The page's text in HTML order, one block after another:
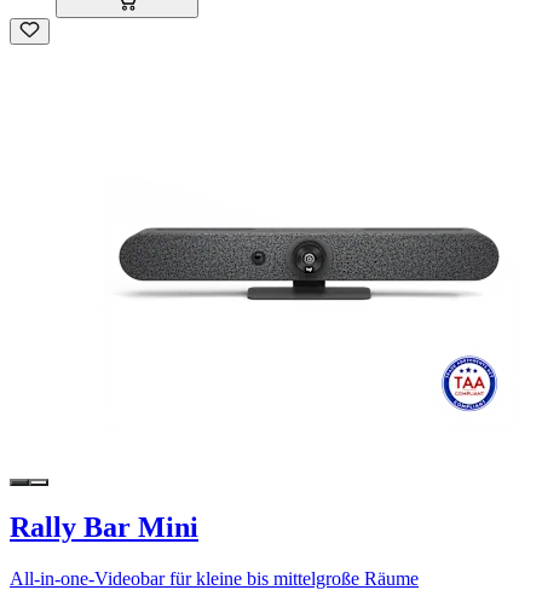
Rally Bar Mini
All-in-one-Videobar für kleine bis mittelgroße Räume